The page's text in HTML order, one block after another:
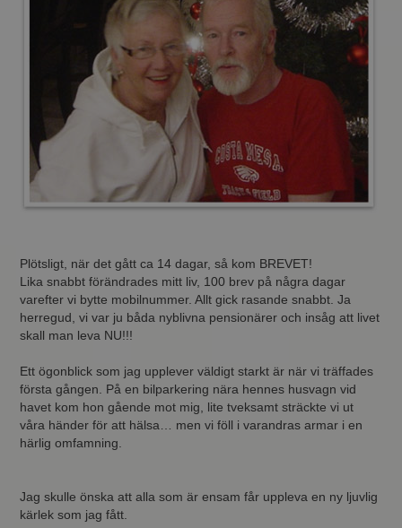
Plötsligt, när det gått ca 14 dagar, så kom BREVET!
Lika snabbt förändrades mitt liv, 100 brev på några dagar
varefter vi bytte mobilnummer. Allt gick rasande snabbt. Ja
herregud, vi var ju båda nyblivna pensionärer och insåg att livet
skall man leva NU!!!
Ett ögonblick som jag upplever väldigt starkt är när vi träffades
första gången. På en bilparkering nära hennes husvagn vid
havet kom hon gående mot mig, lite tveksamt sträckte vi ut
våra händer för att hälsa… men vi föll i varandras armar i en
härlig omfamning.
Jag skulle önska att alla som är ensam får uppleva en ny ljuvlig
kärlek som jag fått.